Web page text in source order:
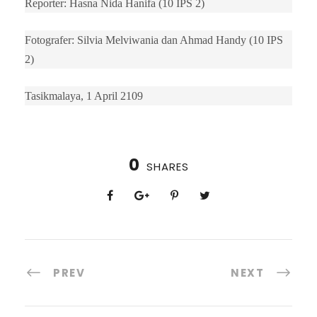
Reporter: Hasna Nida Hanifa (10 IPS 2)
Fotografer: Silvia Melviwania dan Ahmad Handy (10 IPS
2)
Tasikmalaya, 1 April 2109
0 SHARES
PREV NEXT